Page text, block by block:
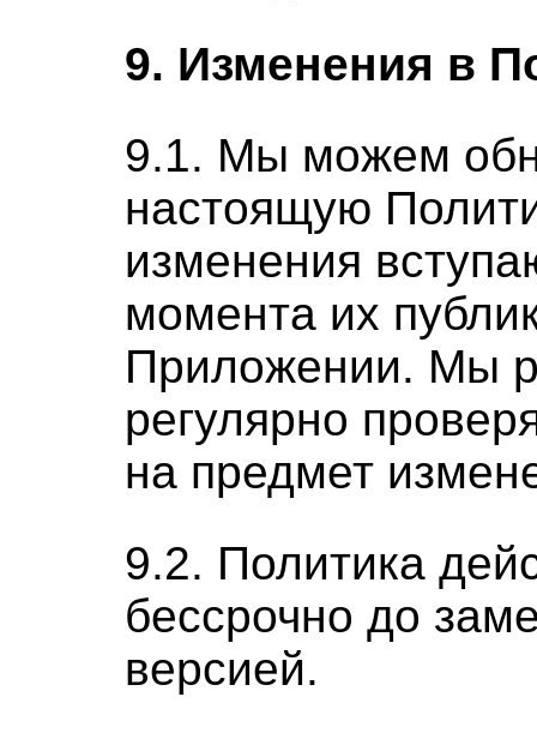
9. Изменения в
9.1. Мы можем
настоящую
изменения
момента их
Приложении. Мы
регулярно
на предмет
9.2. Политика
бессрочно до
версией.